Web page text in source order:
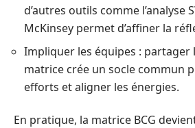
d’autres outils comme l’analyse
McKinsey permet d’affiner la
Impliquer les équipes : partager
matrice crée un socle commun
efforts et aligner les énergies.
En pratique, la matrice BCG